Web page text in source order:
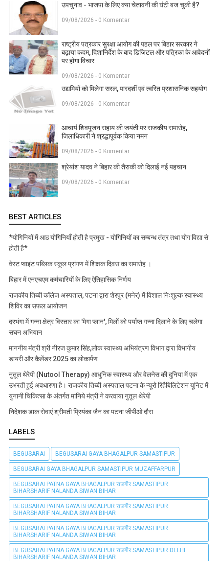
उपचुनाव - भाजपा के लिए क्या चेतावनी की घंटी बज चुकी है?
09/08/2026 - 0 Komentar
राष्ट्रीय पत्रकार सुरक्षा आयोग की पहल पर बिहार सरकार ने
बढ़ाया कदम, दिशानिर्देश के बाद डिजिटल और पत्रिका के आवेदनों
पर होगा विचार
09/08/2026 - 0 Komentar
उद्यमियों को मिलेगा सरल, पारदर्शी एवं त्वरित प्रशासनिक सहयोग
09/08/2026 - 0 Komentar
आचार्य शिवपूजन सहाय की जयंती पर राजकीय समारोह,
जिलाधिकारी ने श्रद्धापूर्वक किया नमन
09/08/2026 - 0 Komentar
श्रेयांश यादव ने बिहार की तैराकी को दिलाई नई पहचान
09/08/2026 - 0 Komentar
BEST ARTICLES
*योगिनियों में आठ योगिनियाँ होती है प्रमुख - योगिनियों का सम्बन्ध तंत्र तथा योग विद्या से
होती है*
वेस्ट प्वाइंट पब्लिक स्कूल प्रांगण में शिक्षक दिवस का समारोह ।
बिहार में एनएचएम कर्मचारियों के लिए ऐतिहासिक निर्णय
राजकीय तिब्बी कॉलेज अस्पताल, पटना द्वारा शेरपुर (मनेर) में विशाल निःशुल्क स्वास्थ्य
शिविर का सफल आयोजन
दरभंगा में गन्ना क्षेत्र विस्तार का 'मेगा प्लान', मिलों को पर्याप्त गन्ना दिलाने के लिए चलेगा
सघन अभियान
माननीय मंत्री श्री नीरज कुमार सिंह,लोक स्वास्थ्य अभियंत्रण विभाग द्वारा विभागीय
डायरी और कैलेंडर 2025 का लोकार्पण
नुतूल थेरेपी (Nutool Therapy) आधुनिक स्वास्थ्य और वेलनेस की दुनिया में एक
उभरती हुई अवधारणा है। राजकीय तिब्बी अस्पताल पटना के न्यूरो रिहैबिलिटेशन यूनिट में
युनानी चिकित्सा के अंतर्गत मानिये मंत्री ने करवाया नुतूल थेरेपी
निदेशक डाक सेवाएं श्रीमती प्रियंका जैन का पटना जीपीओ दौरा
LABELS
BEGUSARAI BEGUSARAI GAYA BHAGALPUR SAMASTIPUR
BEGUSARAI GAYA BHAGALPUR SAMASTIPUR MUZAFFARPUR
BEGUSARAI PATNA GAYA BHAGALPUR राजगीर SAMASTIPUR
BIHARSHARIF NALANDA SIWAN BIHAR
BEGUSARAI PATNA GAYA BHAGALPUR राजगीर SAMASTIPUR
BIHARSHARIF NALANDA SIWAN BIHAR
BEGUSARAI PATNA GAYA BHAGALPUR राजगीर SAMASTIPUR
BIHARSHARIF NALANDA SIWAN BIHAR
BEGUSARAI PATNA GAYA BHAGALPUR राजगीर SAMASTIPUR DELHI
BIHARSHARIF NALANDA SIWAN BIHAR